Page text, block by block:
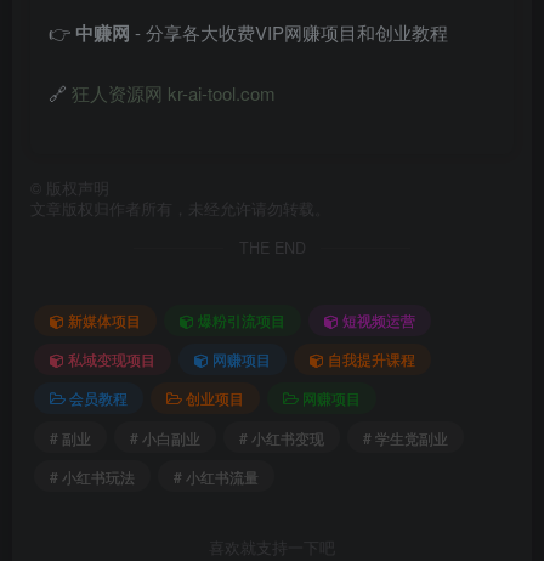
👉 中赚网 - 分享各大收费VIP网赚项目和创业教程
🔗 狂人资源网 kr-ai-tool.com
版权声明
文章版权归作者所有，未经允许请勿转载。
THE END
新媒体项目 爆粉引流项目
短视频运营
私域变现项目
网赚项目
自我提升课程
会员教程
创业项目
网赚项目
# 副业
# 小白副业 # 小红书变现
# 学生党副业
# 小红书玩法
# 小红书流量
喜欢就支持一下吧